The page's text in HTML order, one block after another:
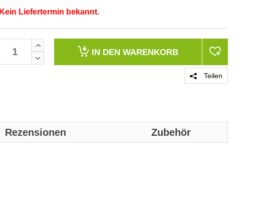
Kein Liefertermin bekannt.
IN DEN WARENKORB
Teilen
Rezensionen Zubehör